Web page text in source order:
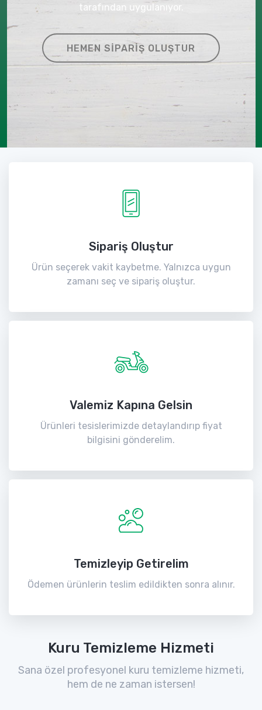
tarafından uygulanıyor.
HEMEN SIPARIŞ OLUŞTUR
Sipariş Oluştur
Ürün seçerek vakit kaybetme. Yalnızca uygun
zamanı seç ve sipariş oluştur.
Valemiz Kapına Gelsin
Ürünleri tesislerimizde detaylandırıp fiyat
bilgisini gönderelim.
Temizleyip Getirelim
Ödemen ürünlerin teslim edildikten sonra alınır.
Kuru Temizleme Hizmeti
Sana özel profesyonel kuru temizleme hizmeti,
hem de ne zaman istersen!